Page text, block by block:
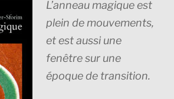
L’anneau magiqueest
plein de mouvements,
et est aussi une
fenêtre sur une
époque de transition.